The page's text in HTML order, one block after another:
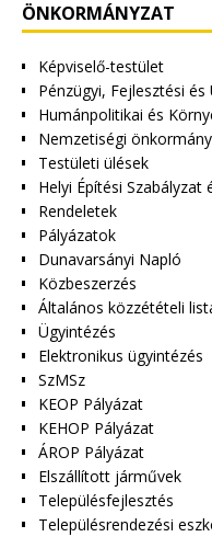
ÖNKORMÁNYZAT
Képviselő-testület
Pénzügyi, Fejlesztési
Humánpolitikai és
Nemzetiségi
Testületi ülések
Helyi Építési Szabályzat
Rendeletek
Pályázatok
Dunavarsányi Napló
Közbeszerzés
Általános közzétételi
Ügyintézés
Elektronikus ügyintézés
SzMSz
KEOP Pályázat
KEHOP Pályázat
ÁROP Pályázat
Elszállított járművek
Településfejlesztés
Településrendezési